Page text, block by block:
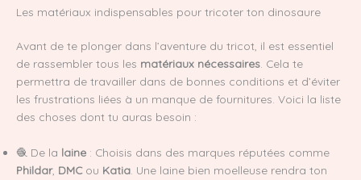
Les matériaux indispensables pour tricoter ton dinosaure
Avant de te plonger dans l’aventure du tricot, il est essentiel
de rassembler tous les matériaux nécessaires . Cela te
permettra de travailler dans de bonnes conditions et d’éviter
les frustrations liées à un manque de fournitures. Voici la liste
des choses dont tu auras besoin :
🧶 De la laine : Choisis dans des marques réputées comme
Phildar, DMCou Katia . Une laine bien moelleuse rendra ton